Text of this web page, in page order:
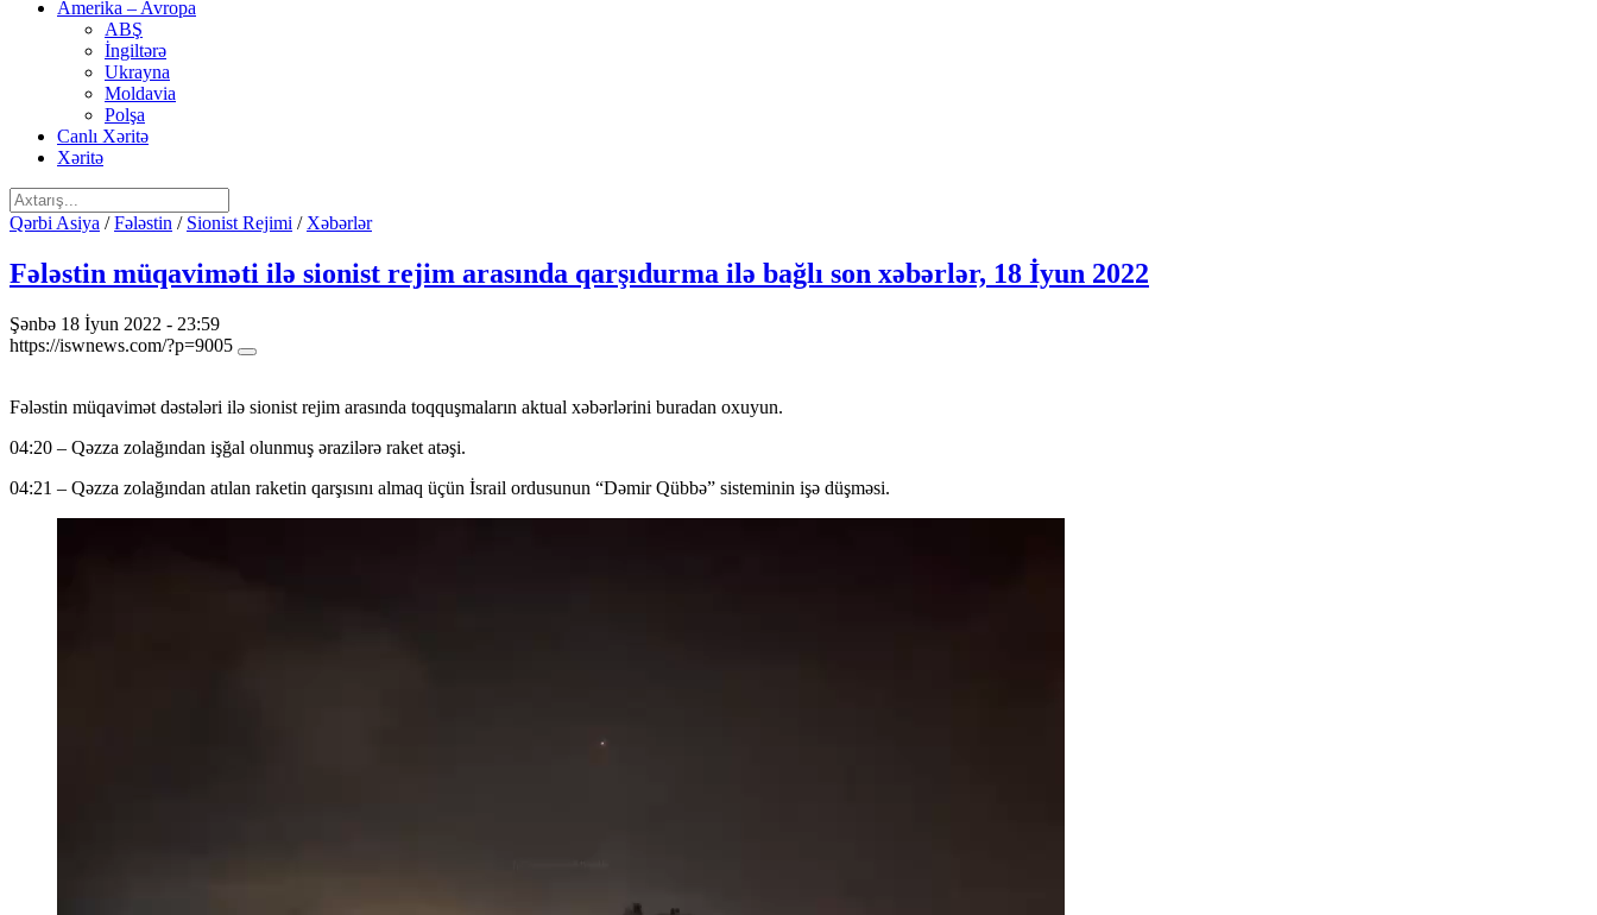
Amerika – Avropa
ABŞ
İngiltərə
Ukrayna
Moldavia
Polşa
Canlı Xəritə
Xəritə
Qərbi Asiya /Fələstin / Sionist Rejimi / Xəbərlər
Fələstin müqaviməti ilə sionist rejim arasında qarşıdurma ilə bağlı son xəbərlər, 18 İyun 2022
Şənbə 18 İyun 2022 - 23:59
https://iswnews.com/?p=9005
Fələstin müqavimət dəstələri ilə sionist rejim arasında toqquşmaların aktual xəbərlərini buradan oxuyun.
04:20 – Qəzza zolağından işğal olunmuş ərazilərə raket atəşi.
04:21 – Qəzza zolağından atılan raketin qarşısını almaq üçün İsrail ordusunun “Dəmir Qübbə” sisteminin işə düşməsi.